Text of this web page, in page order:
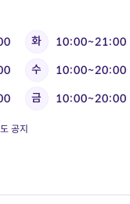
화
10:00~21:00
수
10:00~20:00
금 10:00~20:00
공지